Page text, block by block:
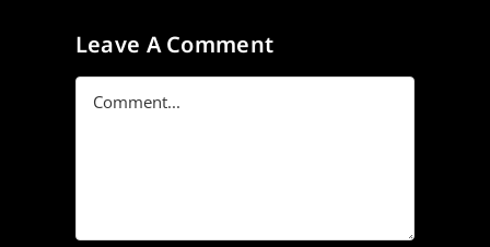
Leave A Comment
Comment